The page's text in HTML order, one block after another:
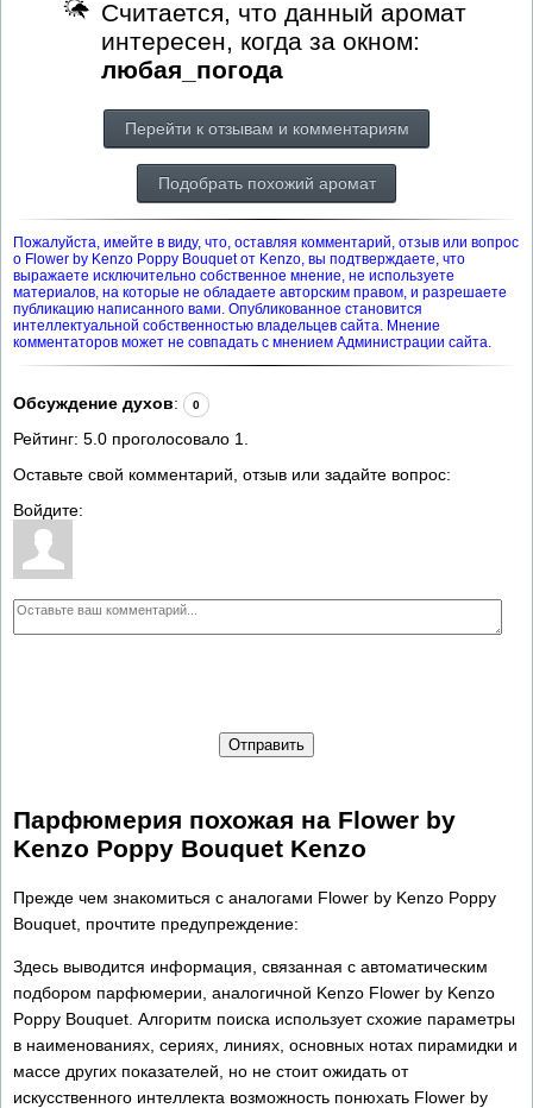
Считается, что данный аромат
интересен, когда за окном:
любая_погода
Перейти к отзывам и комментариям
Подобрать похожий аромат
Пожалуйста, имейте в виду, что, оставляя комментарий, отзыв или вопрос
о Flower by Kenzo Poppy Bouquet от Kenzo, вы подтверждаете, что
выражаете исключительно собственное мнение, не используете
материалов, на которые не обладаете авторским правом, и разрешаете
публикацию написанного вами. Опубликованное становится
интеллектуальной собственностью владельцев сайта. Мнение
комментаторов может не совпадать с мнением Администрации сайта.
Обсуждение духов: 0
Рейтинг: 5.0 проголосовало 1
Оставьте свой комментарий, отзыв или задайте вопрос:
Войдите:
Отправить
Парфюмерия похожая на Flower by
Kenzo Poppy Bouquet Kenzo
Прежде чем знакомиться с аналогами Flower by Kenzo Poppy
Bouquet, прочтите предупреждение:
Здесь выводится информация, связанная с автоматическим
подбором парфюмерии, аналогичной Kenzo Flower by Kenzo
Poppy Bouquet. Алгоритм поиска использует схожие параметры
в наименованиях, сериях, линиях, основных нотах пирамидки и
массе других показателей, но не стоит ожидать от
искусственного интеллекта возможность понюхать Flower by